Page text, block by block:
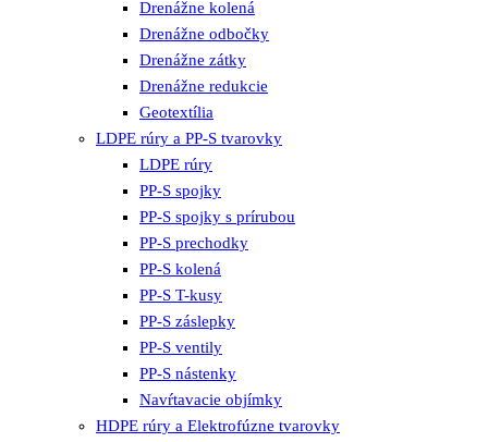
Drenážne kolená
Drenážne odbočky
Drenážne zátky
Drenážne redukcie
Geotextília
LDPE rúry a PP-S tvarovky
LDPE rúry
PP-S spojky
PP-S spojky s prírubou
PP-S prechodky
PP-S kolená
PP-S T-kusy
PP-S záslepky
PP-S ventily
PP-S nástenky
Navŕtavacie objímky
HDPE rúry a Elektrofúzne tvarovky